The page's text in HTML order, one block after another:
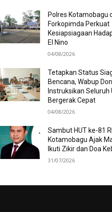
Polres Kotamobagu
Forkopimda Perkuat
Kesiapsiagaan
El Nino
04/08/2026
Tetapkan Status
Bencana, Wabup
Instruksikan Seluruh
Bergerak Cepat
04/08/2026
Sambut HUT ke-81
Kotamobagu Ajak
Ikuti Zikir dan Doa
31/07/2026